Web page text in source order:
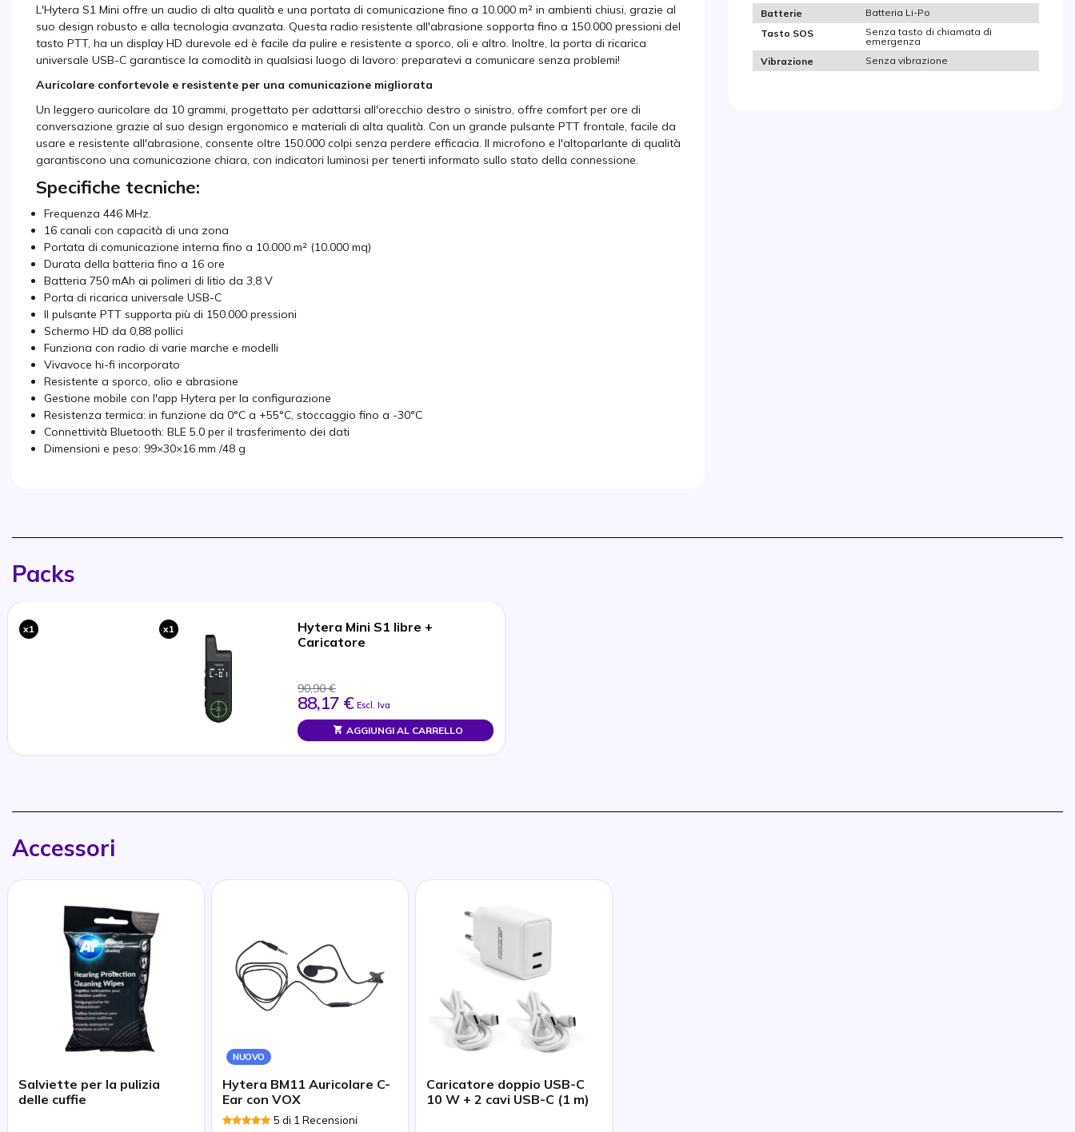
L'Hytera S1 Mini offre un audio di alta qualità e una portata di comunicazione fino a 10.000 m² in ambienti chiusi, grazie al
suo design robusto e alla tecnologia avanzata. Questa radio resistente all'abrasione sopporta fino a 150.000 pressioni del
tasto PTT, ha un display HD durevole ed è facile da pulire e resistente a sporco, oli e altro. Inoltre, la porta di ricarica
universale USB-C garantisce la comodità in qualsiasi luogo di lavoro: preparatevi a comunicare senza problemi!
Auricolare confortevole e resistente per una comunicazione migliorata
Un leggero auricolare da 10 grammi, progettato per adattarsi all'orecchio destro o sinistro, offre comfort per ore di
conversazione grazie al suo design ergonomico e materiali di alta qualità. Con un grande pulsante PTT frontale, facile da
usare e resistente all'abrasione, consente oltre 150.000 colpi senza perdere efficacia. Il microfono e l'altoparlante di qualità
garantiscono una comunicazione chiara, con indicatori luminosi per tenerti informato sullo stato della connessione.
Specifiche tecniche:
Frequenza 446 MHz.
16 canali con capacità di una zona
Portata di comunicazione interna fino a 10.000 m² (10.000 mq)
Durata della batteria fino a 16 ore
Batteria 750 mAh ai polimeri di litio da 3,8 V
Porta di ricarica universale USB-C
Il pulsante PTT supporta più di 150.000 pressioni
Schermo HD da 0,88 pollici
Funziona con radio di varie marche e modelli
Vivavoce hi-fi incorporato
Resistente a sporco, olio e abrasione
Gestione mobile con l'app Hytera per la configurazione
Resistenza termica: in funzione da 0°C a +55°C, stoccaggio fino a -30°C
Connettività Bluetooth: BLE 5.0 per il trasferimento dei dati
Dimensioni e peso: 99×30×16 mm /48 g
Batterie
Batteria Li-Po
Tasto SOS
Senza tasto di chiamata di
emergenza
Vibrazione
Senza vibrazione
Packs
x1 x1
Hytera Mini S1 libre +
Caricatore
90,90 €
88,17 € Escl. Iva
AGGIUNGI AL CARRELLO
Accessori
Salviette per la pulizia
delle cuffie
NUOVO
Hytera BM11 Auricolare C-
Ear con VOX
5 di 1 Recensioni
Caricatore doppio USB-C
10 W + 2 cavi USB-C (1 m)